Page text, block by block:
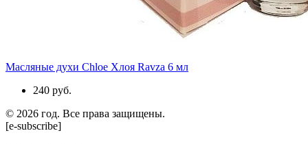
Масляные духи Chloe Хлоя Ravza 6 мл
240 руб.
© 2026 год. Все права защищены.
[e-subscribe]